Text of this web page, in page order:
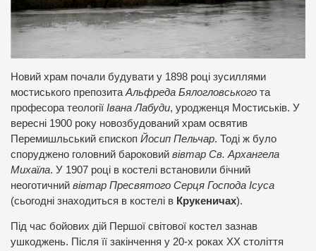
Новий храм почали будувати у 1898 році зусиллями
мостиського препозита Альфреда Бялогловського та
професора теології Івана Лабуди, уродженця Мостиськів. У
вересні 1900 року новозбудований храм освятив
Перемишльський єпископ Йосип Пельчар. Тоді ж було
споруджено головний бароковий вівтар Св. Архангела
Михаїла. У 1907 році в костелі встановили бічний
неоготичний вівтар Пресвятого Серця Господа Ісуса
(сьогодні знаходиться в костелі в Крукеничах).
Під час бойових дій Першої світової костел зазнав
ушкоджень. Після її закінчення у 20-х роках ХХ століття